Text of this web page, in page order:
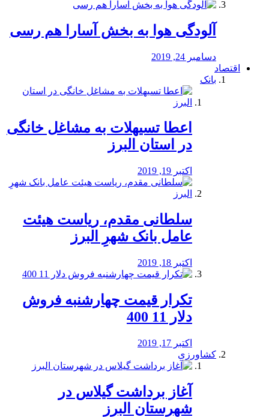
آلودگی هوا به بخش آسارا هم رسی
دسامبر 24, 2019
اقتصاد
بانک
️اعطا تسیهلات به مشاغل خانگی
در استان البرز
اکتبر 19, 2019
سلطانی مقدم، ریاست هیئت
عامل بانک شهرِ البرز
اکتبر 18, 2019
تکرار قیمت چهارشنبه فروش
دلار 11 400
اکتبر 17, 2019
کشاورزی
آغاز برداشت گیلاس در
شهرستان البرز